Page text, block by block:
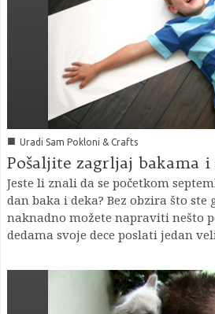
■ Uradi Sam Pokloni & Crafts
Pošaljite zagrljaj bakama i
Jeste li znali da se početkom
dan baka i deka? Bez obzira što
naknadno možete napraviti nešto
dedama svoje dece poslati jedan